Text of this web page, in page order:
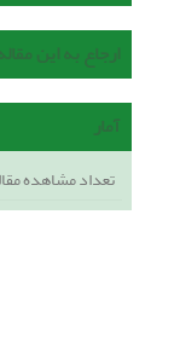
ارجاع به این
آمار
تعداد مشاهده